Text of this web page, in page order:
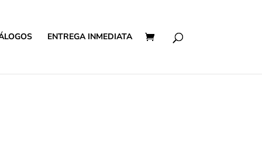
ENTREGA INMEDIATA